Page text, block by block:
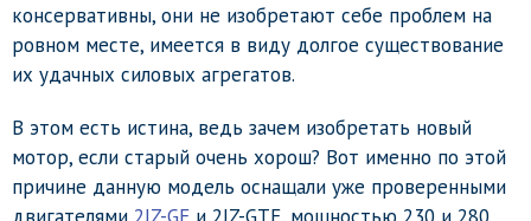
консервативны, они не изобретают себе проблем на
ровном месте, имеется в виду долгое существование
их удачных силовых агрегатов.
В этом есть истина, ведь зачем изобретать новый
мотор, если старый очень хорош? Вот именно по этой
причине данную модель оснащали уже проверенными